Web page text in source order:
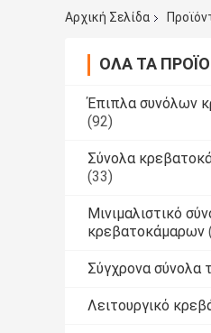
Αρχική Σελίδα
ΌΛΑ ΤΑ
Έπιπλα συνόλων
(92)
Σύνολα
(33)
Μινιμαλιστικό
κρεβατοκάμαρων
Σύγχρονα σύνολα
Λειτουργικό